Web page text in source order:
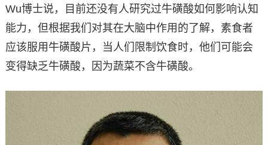
Wu博士说，目前还没有人研究过牛磺酸如何影响认知
能力，但根据我们对其在大脑中作用的了解，素食者
应该服用牛磺酸片，当人们限制饮食时，他们可能会
变得缺乏牛磺酸，因为蔬菜不含牛磺酸。